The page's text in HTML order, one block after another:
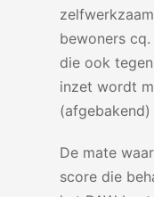
bewoners
die ook
inzet wordt
De mate
score die